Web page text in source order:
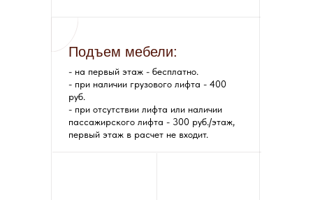
- на первый этаж - бесплатно.
- при наличии грузового лифта - 400
руб.
- при отсутствии лифта или наличии
пассажирского лифта - 300 руб./этаж,
первый этаж в расчет не входит.
Подъем мебели: